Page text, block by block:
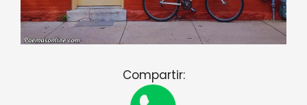
Compartir: